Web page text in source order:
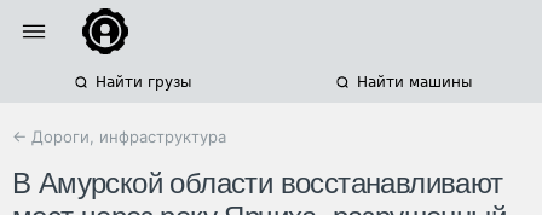
Найти грузы Найти машины
← Дороги, инфраструктура
В Амурской области восстанавливают